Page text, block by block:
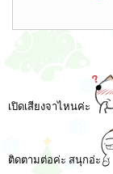
เปิดเสียงจาไหนค่ะ
ติดตามต่อค่ะ สนุกอ่ะ